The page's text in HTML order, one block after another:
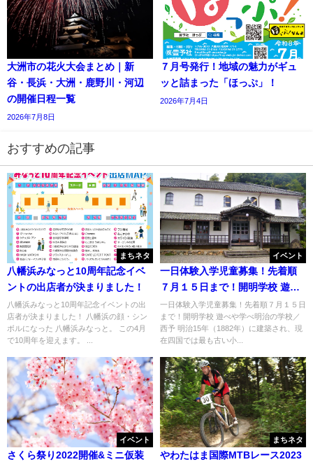
大洲市の花火大会まとめ｜新
谷・長浜・大洲・鹿野川・河辺
の開催日程一覧
2026年7月8日
７月号発行！地域の魅力がギュ
ッと詰まった「ほっぷ」！
2026年7月4日
おすすめの記事
まちネタ
八幡浜みなっと10周年記念イベ
ントの出店者が決まりました！
八幡浜みなっと10周年記念イベントの出
店者が決まりました！ 八幡浜の顔・シン
ボルになった 八幡浜みなっと。 この4月
で10周年を迎えます。 ...
イベント
一日体験入学児童募集！先着順
７月１５日まで！開明学校 遊べ
や学べ明治の学校／西予
一日体験入学児童募集！先着順７月１５日
まで！開明学校 遊べや学べ明治の学校／
西予 明治15年（1882年）に建築され、現
在四国では最も古い小...
イベント
さくら祭り2022開催&ミニ仮装
まちネタ
やわたはま国際MTBレース2023